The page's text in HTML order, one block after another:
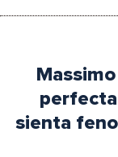
sienta